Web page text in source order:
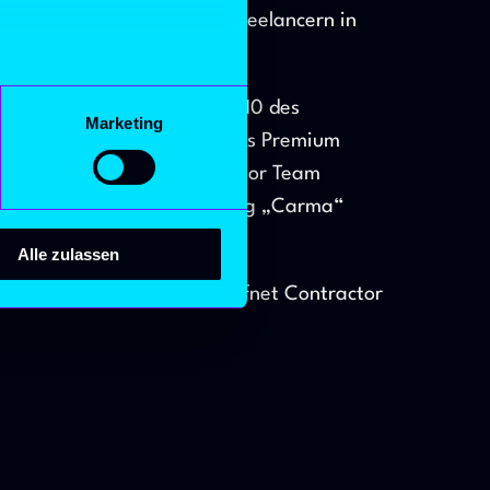
Präferenzen im
Abschnitt
zu können und die Zugriffe
Daten zusammen, die Sie
Marketing
Alle zulassen
und Steuerung von IT-Freelancern in
direkten Weg in die TOP10 des
Ausrichtung als Premium
werden. Das Contractor Team
unserer neuen KI Lösung „Carma“
Erfolgsgeschichte eröffnet Contractor